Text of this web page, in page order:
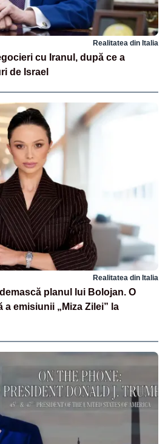
Realitatea din Italia
cu Iranul, după ce a
de Israel
Realitatea din Italia
planul lui Bolojan. O
emisiunii „Miza Zilei” la